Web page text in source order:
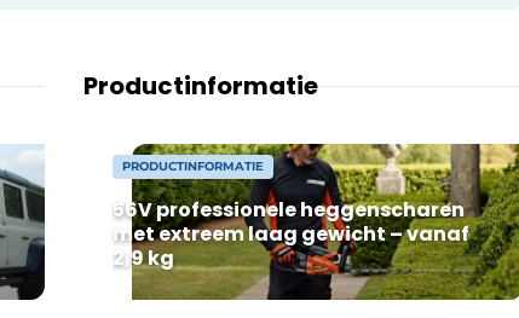
Productinformatie
PRODUCTINFORMATIE
56V professionele heggenscharen
met extreem laag gewicht – vanaf
2,9 kg